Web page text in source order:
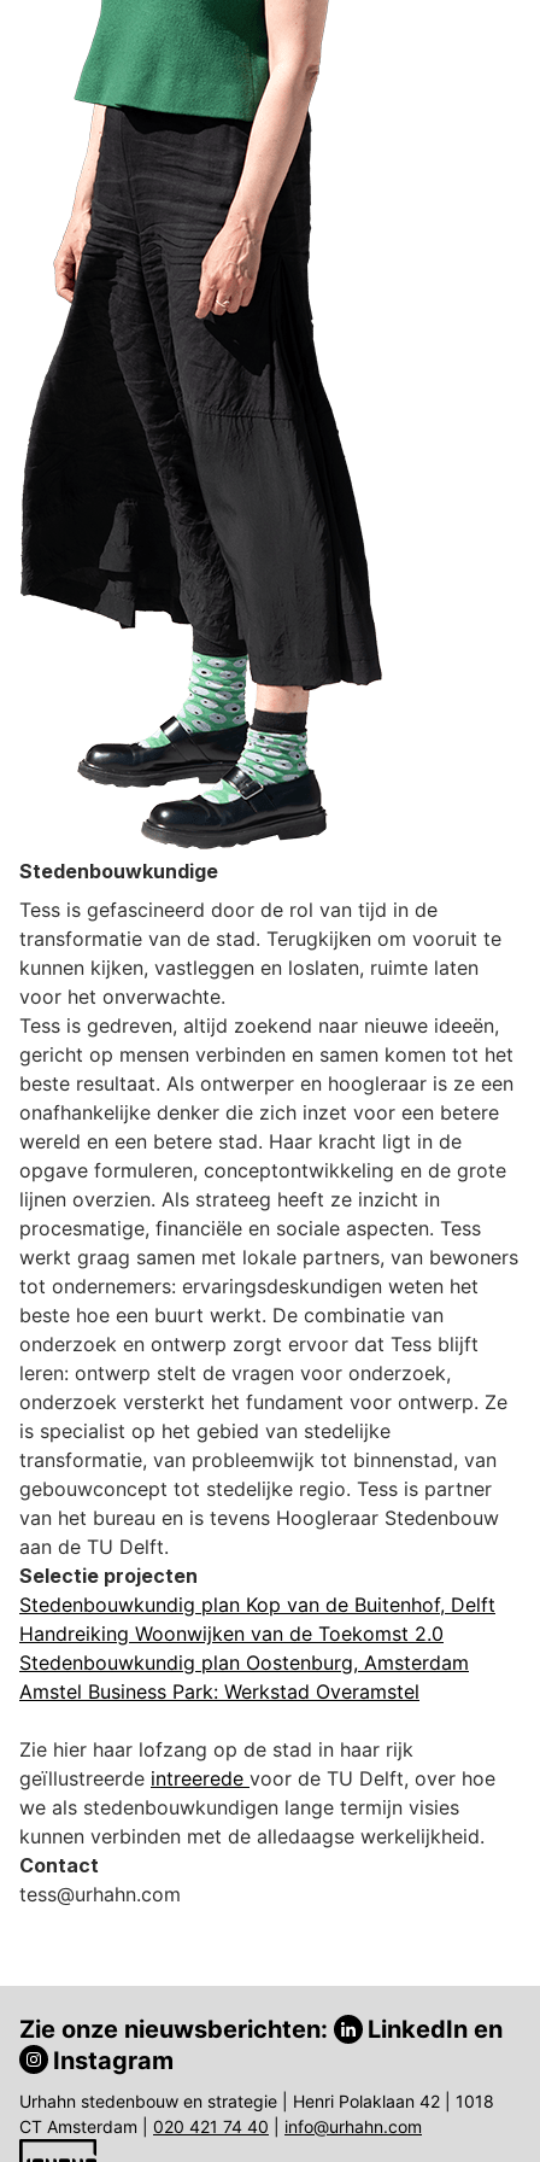
Stedenbouwkundige
Tess is gefascineerd door de rol van tijd in de
transformatie van de stad. Terugkijken om vooruit te
kunnen kijken, vastleggen en loslaten, ruimte laten
voor het onverwachte.
Tess is gedreven, altijd zoekend naar nieuwe ideeën,
gericht op mensen verbinden en samen komen tot het
beste resultaat. Als ontwerper en hoogleraar is ze een
onafhankelijke denker die zich inzet voor een betere
wereld en een betere stad. Haar kracht ligt in de
opgave formuleren, conceptontwikkeling en de grote
lijnen overzien. Als strateeg heeft ze inzicht in
procesmatige, financiële en sociale aspecten. Tess
werkt graag samen met lokale partners, van bewoners
tot ondernemers: ervaringsdeskundigen weten het
beste hoe een buurt werkt. De combinatie van
onderzoek en ontwerp zorgt ervoor dat Tess blijft
leren: ontwerp stelt de vragen voor onderzoek,
onderzoek versterkt het fundament voor ontwerp. Ze
is specialist op het gebied van stedelijke
transformatie, van probleemwijk tot binnenstad, van
gebouwconcept tot stedelijke regio. Tess is partner
van het bureau en is tevens Hoogleraar Stedenbouw
aan de TU Delft.
Selectie projecten
Stedenbouwkundig plan Kop van de Buitenhof, Delft
Handreiking Woonwijken van de Toekomst 2.0
Stedenbouwkundig plan Oostenburg, Amsterdam
Amstel Business Park: Werkstad Overamstel
Zie hier haar lofzang op de stad in haar rijk
geïllustreerde intreerede voor de TU Delft, over hoe
we als stedenbouwkundigen lange termijn visies
kunnen verbinden met de alledaagse werkelijkheid.
Contact
tess@urhahn.com
Zie onze nieuwsberichten: LinkedIn en
Instagram
Urhahn stedenbouw en strategie | Henri Polaklaan 42 | 1018
CT Amsterdam | 020 421 74 40 info@urhahn.com